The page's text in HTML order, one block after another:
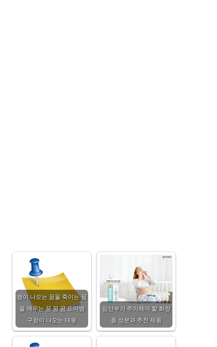
뱀이 나오는 꿈을 죽이는 꿈
을 깨무는 꿈 꿈 꿈 도마뱀
구렁이 나오는 태몽
임산부가 주의해야 할 화장
품 성분과 추천 제품